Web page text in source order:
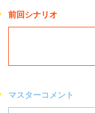
前回シナリオ
マスターコメント